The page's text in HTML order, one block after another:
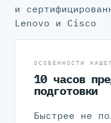
и
Lenovo и Cisco
ОСОБЕННОСТИ
10 часов
подготовки
Быстрее не